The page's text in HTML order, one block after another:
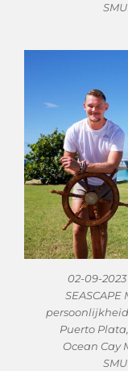
02-09-2023
Puerto
Ocean Cay